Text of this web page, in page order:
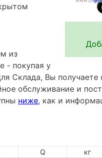
из
- покупая у
Склада, Вы получаете
обслуживание и
ниже, как и
Q кг